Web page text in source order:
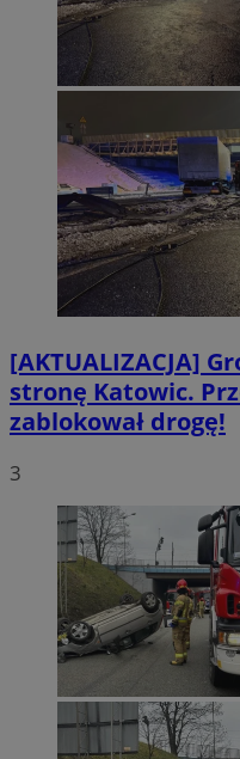
[AKTUALIZACJA]
stronę Katowic.
zablokował drogę!
3